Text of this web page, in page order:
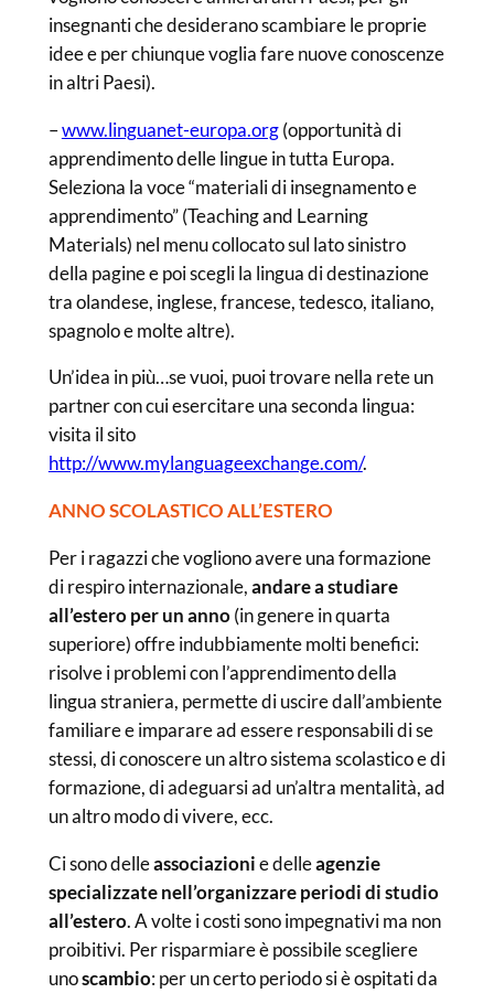
insegnanti che desiderano scambiare le proprie
idee e per chiunque voglia fare nuove conoscenze
in altri Paesi).
–www.linguanet-europa.org(opportunità di
apprendimento delle lingue in tutta Europa.
Seleziona la voce “materiali di insegnamento e
apprendimento” (Teaching and Learning
Materials) nel menu collocato sul lato sinistro
della pagine e poi scegli la lingua di destinazione
tra olandese, inglese, francese, tedesco, italiano,
spagnolo e molte altre).
Un’idea in più…se vuoi, puoi trovare nella rete un
partner con cui esercitare una seconda lingua:
visita il sito
http://www.mylanguageexchange.com/.
ANNO SCOLASTICO ALL’ESTERO
Per i ragazzi che vogliono avere una formazione
di respiro internazionale,andare a studiare
all’estero per un anno(in genere in quarta
superiore) offre indubbiamente molti benefici:
risolve i problemi con l’apprendimento della
lingua straniera, permette di uscire dall’ambiente
familiare e imparare ad essere responsabili di se
stessi, di conoscere un altro sistema scolastico e di
formazione, di adeguarsi ad un’altra mentalità, ad
un altro modo di vivere, ecc.
Ci sono delleassociazionie delleagenzie
specializzate nell’organizzare periodi di studio
all’estero. A volte i costi sono impegnativi ma non
proibitivi. Per risparmiare è possibile scegliere
unoscambio: per un certo periodo si è ospitati da